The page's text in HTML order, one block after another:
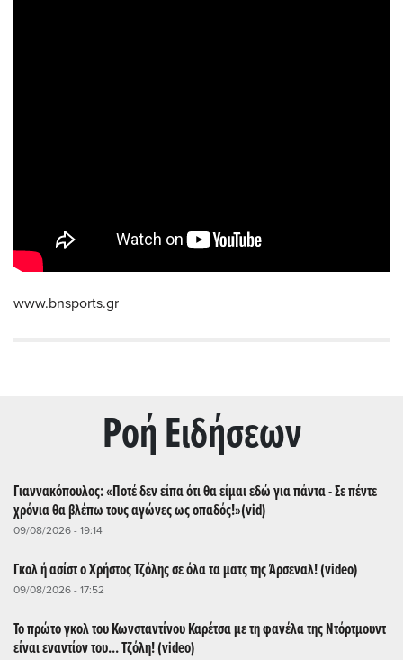
www.bnsports.gr
Ρoή Ειδήσεων
Γιαννακόπουλος: «Ποτέ δεν είπα ότι θα είμαι εδώ για πάντα - Σε πέντε
χρόνια θα βλέπω τους αγώνες ως οπαδός!»(vid)
09/08/2026 - 19:14
Γκολ ή ασίστ ο Χρήστος Τζόλης σε όλα τα ματς της Άρσεναλ! (video)
09/08/2026 - 17:52
Το πρώτο γκολ του Κωνσταντίνου Καρέτσα με τη φανέλα της Ντόρτμουντ
είναι εναντίον του... Τζόλη! (video)